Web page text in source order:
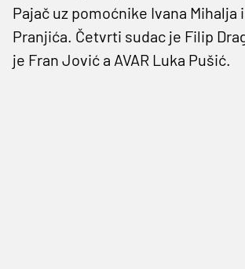
Pajač uz pomoćnike Ivana Mihalja
Pranjića. Četvrti sudac je Filip
je Fran Jović a AVAR Luka Pušić.